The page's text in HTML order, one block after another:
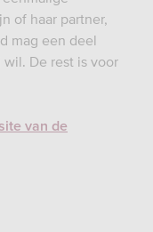
of haar partner,
mag een deel
De rest is voor
van de